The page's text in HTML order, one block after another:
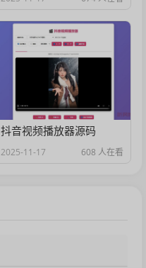
抖音视频播放器源码
2025-11-17 608 人在看